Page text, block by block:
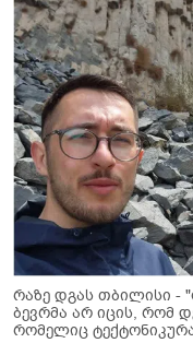
რაზე დგას თბილისი -
ბევრმა არ იცის, რომ
რომელიც